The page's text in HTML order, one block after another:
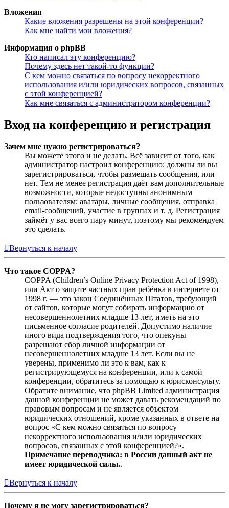
Вложения
Какие вложения разрешены на этой конференции?
Как мне найти мои вложения?
Информация о phpBB
Кто написал эту конференцию?
Почему здесь нет такой-то функции?
С кем можно связаться по вопросу некорректного
использования и/или юридических вопросов, связанных
с этой конференцией?
Как мне связаться с администратором конференции?
Вход на конференцию и регистрация
Зачем мне нужно регистрироваться?
Вы можете этого и не делать. Всё зависит от того, как
администратор настроил конференцию: должны ли вы
зарегистрироваться, чтобы размещать сообщения, или
нет. Тем не менее регистрация даёт вам дополнительные
возможности, которые недоступны анонимным
пользователям: аватары, личные сообщения, отправка
email-сообщений, участие в группах и т. д. Регистрация
займёт у вас всего пару минут, поэтому мы рекомендуем
это сделать.
Вернуться к началу
Что такое COPPA?
COPPA (Children’s Online Privacy Protection Act of 1998),
или Акт о защите частных прав ребёнка в интернете от
1998 г. — это закон Соединённых Штатов, требующий
от сайтов, которые могут собирать информацию от
несовершеннолетних младше 13 лет, иметь на это
письменное согласие родителей. Допустимо наличие
иного вида подтверждения того, что опекуны
разрешают сбор личной информации от
несовершеннолетних младше 13 лет. Если вы не
уверены, применимо ли это к вам, как к
регистрирующемуся на конференции, или к самой
конференции, обратитесь за помощью к юрисконсульту.
Обратите внимание, что phpBB Limited администрация
данной конференции не может давать рекомендаций по
правовым вопросам и не является объектом
юридических отношений, кроме указанных в ответе на
вопрос «С кем можно связаться по вопросу
некорректного использования и/или юридических
вопросов, связанных с этой конференцией?».
Примечание переводчика: в России данный акт не
имеет юридической силы..
Вернуться к началу
Почему я не могу зарегистрироваться?